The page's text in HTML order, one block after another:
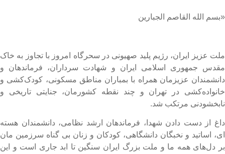
الله القاصم الجبارین
عزیز ایران، رژیم پلید صهیونی در سحرگاه امروز با تجاوز به خاک
جمهوری اسلامی ایران و شهادت سرداران، فرماندهان و
عزیزمان همراه با بمباران مناطق مسکونی، کودک‌کشی و
در تهران و چند نقطه کشورمان، جنایتی تاریخی و
مرتکب شد.
از دست دادن شهدا، فرماندهان ارشد نظامی، دانشمندان هسته
اساتید و نخبگان دانشگاهی، کودکان و زنان بی گناه سرزمین مان
دل‌های همه ما و ملت بزرگ ایران سنگین تا ابد جاری است و این